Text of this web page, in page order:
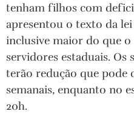
tenham filhos com
apresentou o texto da
inclusive maior do que o
servidores estaduais.
terão redução que pode
semanais, enquanto no
20h.